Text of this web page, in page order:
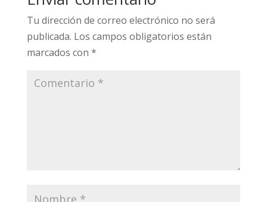
Tu dirección de correo electrónico no será
publicada. Los campos obligatorios están
marcados con *